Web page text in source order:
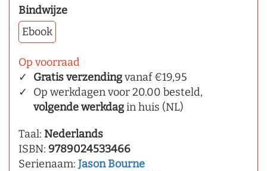
Bindwijze
Ebook
Op voorraad
Gratis verzendingvanaf €19,95
Op werkdagen voor 20.00 besteld,
volgende werkdagin huis (NL)
Taal: Nederlands
ISBN: 9789024533466
Serienaam: Jason Bourne